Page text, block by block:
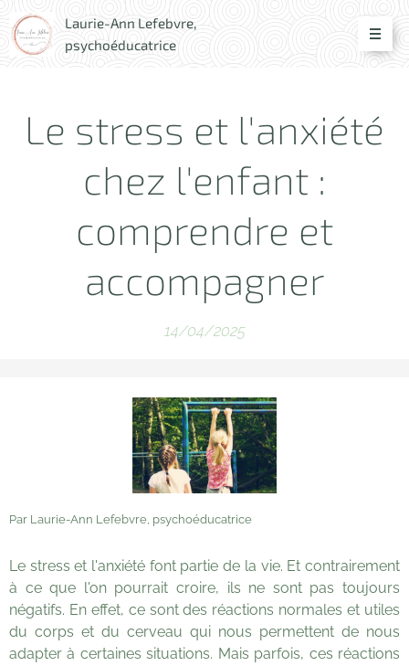
Laurie-Ann Lefebvre,
psychoéducatrice
Le stress et l'anxiété
chez l'enfant :
comprendre et
accompagner
14/04/2025
Par Laurie-Ann Lefebvre, psychoéducatrice
Le stress et l'anxiété font partie de la vie. Et contrairement
à ce que l'on pourrait croire, ils ne sont pas toujours
négatifs. En effet, ce sont des réactions normales et utiles
du corps et du cerveau qui nous permettent de nous
adapter à certaines situations. Mais parfois, ces réactions